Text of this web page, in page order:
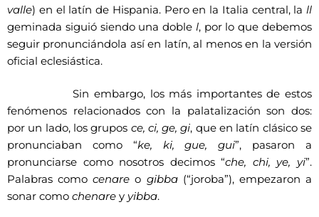
valle) en el latín de Hispania. Pero en la Italia central, la ll
geminada siguió siendo una doble l, por lo que debemos
seguir pronunciándola así en latín, al menos en la versión
oficial eclesiástica.
Sin embargo, los más importantes de estos
fenómenos relacionados con la palatalización son dos:
por un lado, los grupos ce, ci, ge, gi, que en latín clásico se
pronunciaban como “ke, ki, gue, gui”, pasaron a
pronunciarse como nosotros decimos “che, chi, ye, yi”.
Palabras comocenare o gibba(“joroba”), empezaron a
sonar como chenare y yibba.